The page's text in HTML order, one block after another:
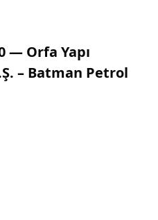
— Orfa Yapı
– Batman Petrol